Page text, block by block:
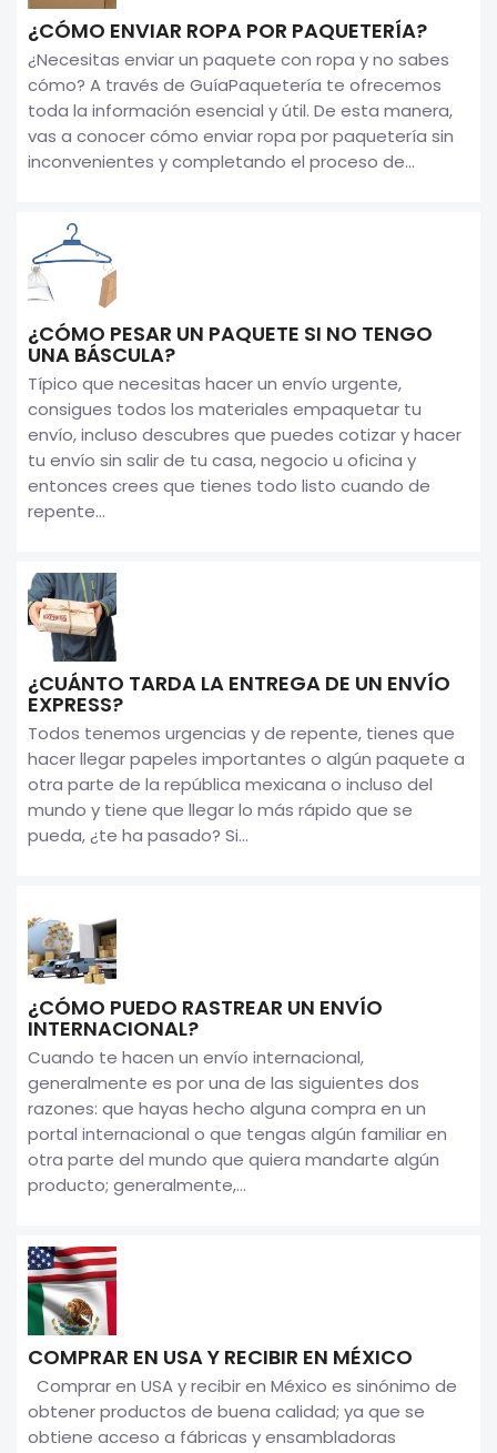
¿CÓMO ENVIAR ROPA POR PAQUETERÍA?
¿Necesitas enviar un paquete con ropa y no sabes
cómo? A través de GuíaPaquetería te ofrecemos
toda la información esencial y útil. De esta manera,
vas a conocer cómo enviar ropa por paquetería sin
inconvenientes y completando el proceso de...
¿CÓMO PESAR UN PAQUETE SI NO TENGO
UNA BÁSCULA?
Típico que necesitas hacer un envío urgente,
consigues todos los materiales empaquetar tu
envío, incluso descubres que puedes cotizar y hacer
tu envío sin salir de tu casa, negocio u oficina y
entonces crees que tienes todo listo cuando de
repente...
¿CUÁNTO TARDA LA ENTREGA DE UN ENVÍO
EXPRESS?
Todos tenemos urgencias y de repente, tienes que
hacer llegar papeles importantes o algún paquete a
otra parte de la república mexicana o incluso del
mundo y tiene que llegar lo más rápido que se
pueda, ¿te ha pasado? Si...
¿CÓMO PUEDO RASTREAR UN ENVÍO
INTERNACIONAL?
Cuando te hacen un envío internacional,
generalmente es por una de las siguientes dos
razones: que hayas hecho alguna compra en un
portal internacional o que tengas algún familiar en
otra parte del mundo que quiera mandarte algún
producto; generalmente,...
COMPRAR EN USA Y RECIBIR EN MÉXICO
Comprar en USA y recibir en México es sinónimo de
obtener productos de buena calidad; ya que se
obtiene acceso a fábricas y ensambladoras